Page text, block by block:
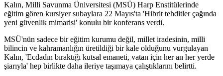
Kalın, Milli Savunma Üniversitesi (MSÜ) Harp Enstitülerinde
eğitim gören kursiyer subaylara 22 Mayıs'ta 'Hibrit tehditler çağında
yeni güvenlik mimarisi' konulu bir konferans verdi.
MSÜ'nün sadece bir eğitim kurumu değil, millet iradesinin, milli
bilincin ve kahramanlığın üretildiği bir kale olduğunu vurgulayan
Kalın, 'Ecdadın bıraktığı kutsal emaneti, vatan için her an her yerde
şiarıyla' hep birlikte daha ileriye taşımaya çalıştıklarını belirtti.